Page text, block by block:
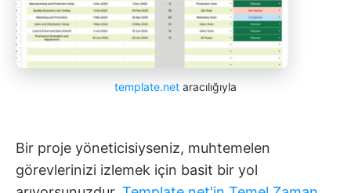
template.net aracılığıyla
Bir proje yöneticisiyseniz, muhtemelen
görevlerinizi izlemek için basit bir yol